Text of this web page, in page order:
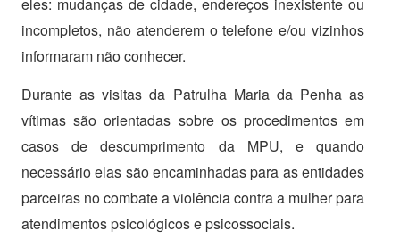
eles: mudanças de cidade, endereços inexistente ou
incompletos, não atenderem o telefone e/ou vizinhos
informaram não conhecer.
Durante as visitas da Patrulha Maria da Penha as
vítimas são orientadas sobre os procedimentos em
casos de descumprimento da MPU, e quando
necessário elas são encaminhadas para as entidades
parceiras no combate a violência contra a mulher para
atendimentos psicológicos e psicossociais.